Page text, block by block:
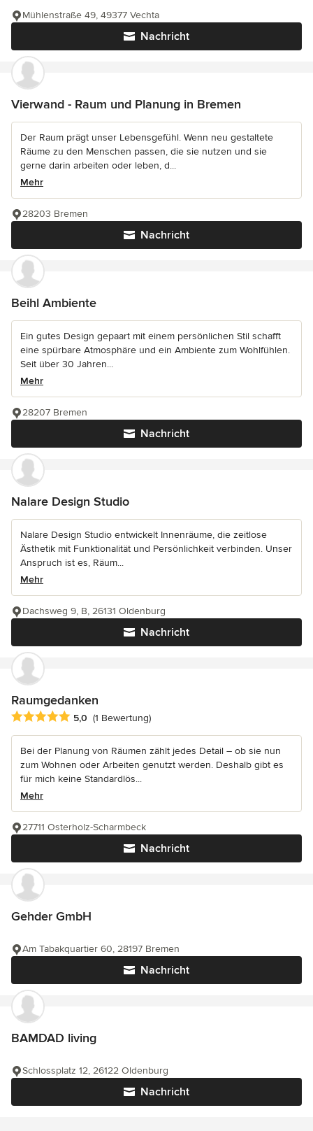
Nachricht
Mühlenstraße 49, 49377 Vechta
Vierwand - Raum und Planung in Bremen
Der Raum prägt unser Lebensgefühl. Wenn neu gestaltete
Räume zu den Menschen passen, die sie nutzen und sie
gerne darin arbeiten oder leben, d...
Mehr
Nachricht
28203 Bremen
Beihl Ambiente
Ein gutes Design gepaart mit einem persönlichen Stil schafft
eine spürbare Atmosphäre und ein Ambiente zum Wohlfühlen.
Seit über 30 Jahren...
Mehr
Nachricht
28207 Bremen
Nalare Design Studio
Nalare Design Studio entwickelt Innenräume, die zeitlose
Ästhetik mit Funktionalität und Persönlichkeit verbinden. Unser
Anspruch ist es, Räum...
Mehr
Nachricht
Dachsweg 9, B, 26131 Oldenburg
Raumgedanken
Durchschnittliche Bewertung: 5 von 5 Sternen
5,0 (1 Bewertung)
Bei der Planung von Räumen zählt jedes Detail – ob sie nun
zum Wohnen oder Arbeiten genutzt werden. Deshalb gibt es
für mich keine Standardlös...
Mehr
Nachricht
27711 Osterholz-Scharmbeck
Gehder GmbH
Nachricht
Am Tabakquartier 60, 28197 Bremen
BAMDAD living
Nachricht
Schlossplatz 12, 26122 Oldenburg